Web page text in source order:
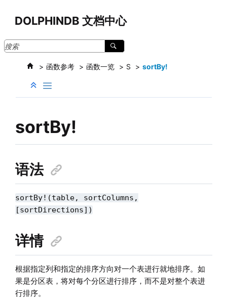
DOLPHINDB 文档中心
函数参考 函数一览 S sortBy!
sortBy!
语法
sortBy!(table, sortColumns,
[sortDirections])
详情
根据指定列和指定的排序方向对一个表进行就地排序。如
果是分区表，将对每个分区进行排序，而不是对整个表进
行排序。